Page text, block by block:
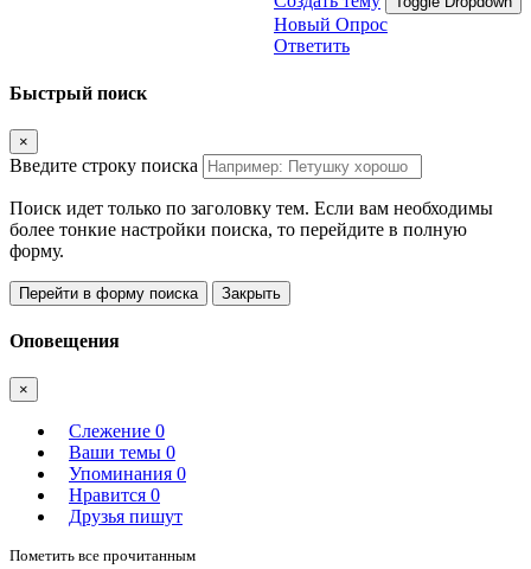
Новый Опрос
Ответить
Быстрый поиск
×
Введите строку поиска
Поиск идет только по заголовку тем. Если вам необходимы
более тонкие настройки поиска, то перейдите в полную
форму.
Перейти в форму поиска Закрыть
Оповещения
×
Слежение 0
Ваши темы 0
Упоминания 0
Нравится 0
Друзья пишут
Пометить все прочитанным